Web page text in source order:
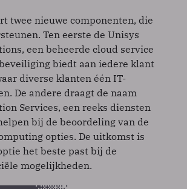
twee nieuwe componenten, die
Ten eerste de Unisys
een beheerde cloud service
biedt aan iedere klant
diverse klanten één IT-
De andere draagt de naam
Services, een reeks diensten
bij de beoordeling van de
opties. De uitkomst is
het beste past bij de
mogelijkheden.